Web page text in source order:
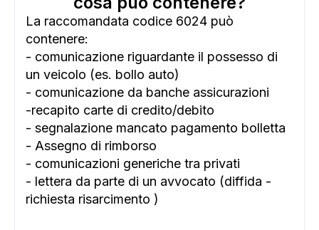
ADS
La raccomandata codice 6024 può
contenere:
- comunicazione riguardante il possesso di
un veicolo (es. bollo auto)
- comunicazione da banche assicurazioni
-recapito carte di credito/debito
- segnalazione mancato pagamento bolletta
- Assegno di rimborso
- comunicazioni generiche tra privati
- lettera da parte di un avvocato (diffida -
richiesta risarcimento )